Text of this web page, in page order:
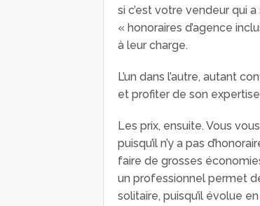
si c’est votre vendeur qui
« honoraires d’agence
à leur charge.
L’un dans l’autre, autant
et profiter de son
Les prix, ensuite. Vous
puisqu’il n’y a pas
faire de grosses
un professionnel permet
solitaire, puisqu’il évolue